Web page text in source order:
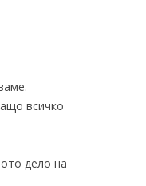
всичко
дело на